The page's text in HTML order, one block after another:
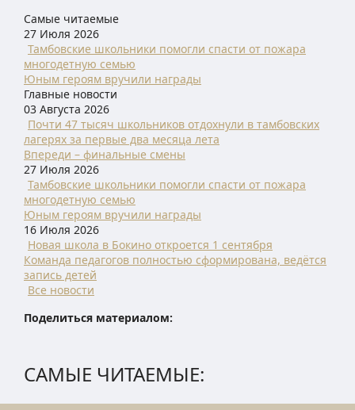
Самые читаемые
27 Июля 2026
Тамбовские школьники помогли спасти от пожара
многодетную семью
Юным героям вручили награды
Главные новости
03 Августа 2026
Почти 47 тысяч школьников отдохнули в тамбовских
лагерях за первые два месяца лета
Впереди – финальные смены
27 Июля 2026
Тамбовские школьники помогли спасти от пожара
многодетную семью
Юным героям вручили награды
16 Июля 2026
Новая школа в Бокино откроется 1 сентября
Команда педагогов полностью сформирована, ведётся
запись детей
Все новости
Поделиться материалом:
САМЫЕ ЧИТАЕМЫЕ: